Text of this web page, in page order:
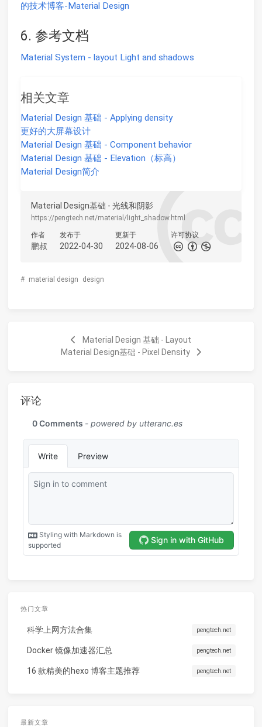
的技术博客-Material Design
6. 参考文档
Material System - layout Light and shadows
相关文章
Material Design 基础 - Applying density
更好的大屏幕设计
Material Design 基础 - Component behavior
Material Design 基础 - Elevation（标高）
Material Design简介
Material Design基础 - 光线和阴影
https://pengtech.net/material/light_shadow.html
作者
鹏叔
发布于
2022-04-30
更新于
2024-08-06
许可协议
# material design design
Material Design 基础 - Layout
Material Design基础 - Pixel Density
评论
热门文章
科学上网方法合集 pengtech.net
Docker 镜像加速器汇总 pengtech.net
16 款精美的hexo 博客主题推荐 pengtech.net
最新文章